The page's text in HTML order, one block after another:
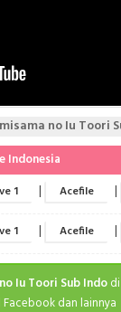
no Iu Toori
Indonesia
1 | Acefile |
1 | Acefile |
Iu Toori Sub Indo
dan lainnya